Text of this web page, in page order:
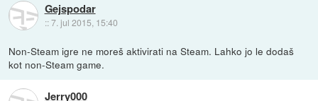
Gejspodar
::7. jul 2015, 15:40
Non-Steam igre ne moreš aktivirati na Steam. Lahko jo le dodaš
kot non-Steam game.
Jerry000